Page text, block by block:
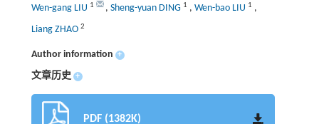
Wen-gang LIU 1 , Sheng-yuan DING 1 , Wen-bao LIU 1 ,
Liang ZHAO 2
Author information +
文章历史 +
PDF (1382K)